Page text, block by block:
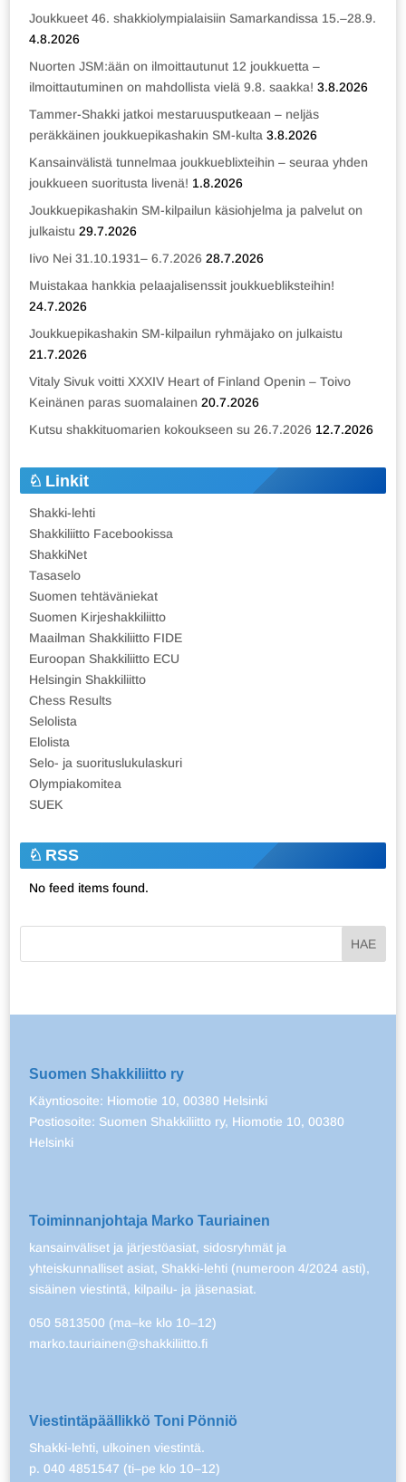
Joukkueet 46. shakkiolympialaisiin Samarkandissa 15.–28.9.
4.8.2026
Nuorten JSM:ään on ilmoittautunut 12 joukkuetta –
ilmoittautuminen on mahdollista vielä 9.8. saakka! 3.8.2026
Tammer-Shakki jatkoi mestaruusputkeaan – neljäs
peräkkäinen joukkuepikashakin SM-kulta 3.8.2026
Kansainvälistä tunnelmaa joukkueblixteihin – seuraa yhden
joukkueen suoritusta livenä! 1.8.2026
Joukkuepikashakin SM-kilpailun käsiohjelma ja palvelut on
julkaistu 29.7.2026
Iivo Nei 31.10.1931– 6.7.2026 28.7.2026
Muistakaa hankkia pelaajalisenssit joukkuebliksteihin!
24.7.2026
Joukkuepikashakin SM-kilpailun ryhmäjako on julkaistu
21.7.2026
Vitaly Sivuk voitti XXXIV Heart of Finland Openin – Toivo
Keinänen paras suomalainen 20.7.2026
Kutsu shakkituomarien kokoukseen su 26.7.2026 12.7.2026
Linkit
Shakki-lehti
Shakkiliitto Facebookissa
ShakkiNet
Tasaselo
Suomen tehtäväniekat
Suomen Kirjeshakkiliitto
Maailman Shakkiliitto FIDE
Euroopan Shakkiliitto ECU
Helsingin Shakkiliitto
Chess Results
Selolista
Elolista
Selo- ja suorituslukulaskuri
Olympiakomitea
SUEK
RSS
No feed items found.
Suomen Shakkiliitto ry
Käyntiosoite: Hiomotie 10, 00380 Helsinki
Postiosoite: Suomen Shakkiliitto ry, Hiomotie 10, 00380
Helsinki
Toiminnanjohtaja Marko Tauriainen
kansainväliset ja järjestöasiat, sidosryhmät ja
yhteiskunnalliset asiat, Shakki-lehti (numeroon 4/2024 asti),
sisäinen viestintä, kilpailu- ja jäsenasiat.
050 5813500 (ma–ke klo 10–12)
marko.tauriainen@shakkiliitto.fi
Viestintäpäällikkö Toni Pönniö
Shakki-lehti, ulkoinen viestintä.
p. 040 4851547 (ti–pe klo 10–12)